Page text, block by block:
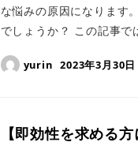
な悩みの原因になります
でしょうか？ この記事
yurin 2023年3月30日
【即効性を求める